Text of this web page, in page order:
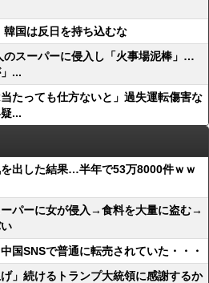
国は反日を持ち込むな
のスーパーに侵入し「火事場泥棒」…
...
たっても仕方ないと」過失運転傷害な
...
出した結果…半年で53万8000件ｗｗ
パーに女が侵入→食料を大量に盗む→
国SNSで普通に転売されていた・・・
」続けるトランプ大統領に感謝するか